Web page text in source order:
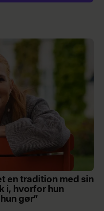
en tradition med sin
i, hvorfor hun
gør”